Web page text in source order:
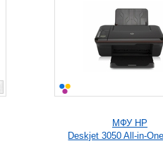
МФУ HP
Deskjet 3050 All-in-